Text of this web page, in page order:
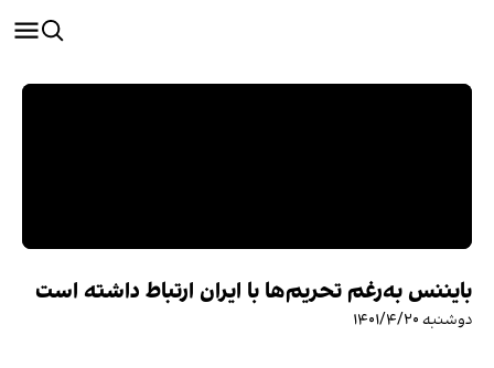
بایننس به‌رغم تحریم‌ها با ایران ارتباط داشته است
دوشنبه ۱۴۰۱/۴/۲۰